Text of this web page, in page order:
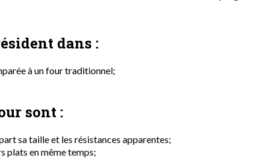
dans :
à un four traditionnel;
sont :
sa taille et les résistances apparentes;
plats en même temps;